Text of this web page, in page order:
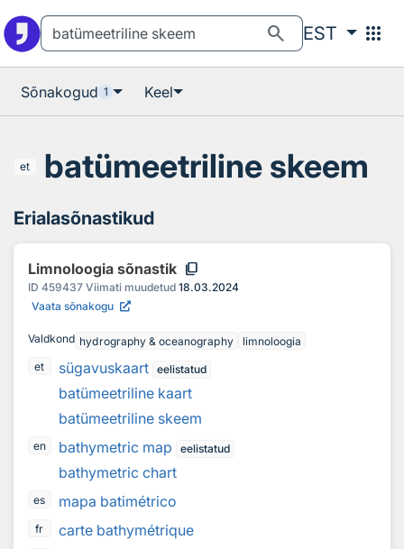
search EST apps
Sõnakogud 1 Keel
et batümeetriline skeem
Erialasõnastikud
Limnoloogia sõnastik content_copy
ID 459437 Viimati muudetud 18.03.2024
Vaata sõnakogu
Valdkond hydrography & oceanography
limnoloogia
et
sügavuskaart eelistatud
batümeetriline kaart
batümeetriline skeem
en bathymetric map eelistatud
bathymetric chart
es mapa batimétrico
fr carte bathymétrique